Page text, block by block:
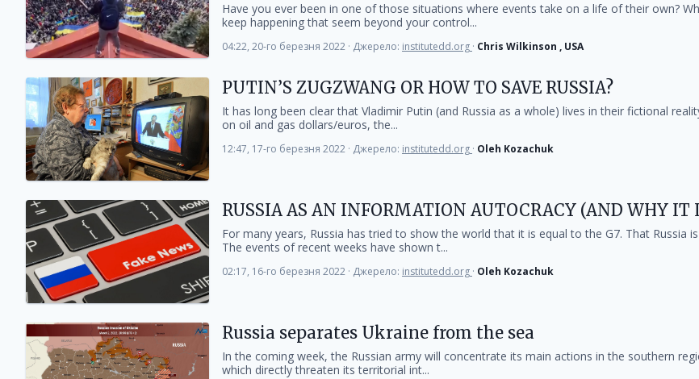
Have you ever been in one of those situations where events take on a life of their own?
keep happening that seem beyond your control...
04:22, 20-го березня 2022 · Джерело: institutedd.org · Chris Wilkinson , USA
PUTIN’S ZUGZWANG OR HOW TO SAVE RUSSIA?
It has long been clear that Vladimir Putin (and Russia as a whole) lives in their fictional
on oil and gas dollars/euros, the...
12:47, 17-го березня 2022 · Джерело: institutedd.org · Oleh Kozachuk
RUSSIA AS AN INFORMATION AUTOCRACY (AND WHY IT
For many years, Russia has tried to show the world that it is equal to the G7. That Russia
The events of recent weeks have shown t...
02:17, 16-го березня 2022 · Джерело: institutedd.org · Oleh Kozachuk
Russia separates Ukraine from the sea
In the coming week, the Russian army will concentrate its main actions in the southern
which directly threaten its territorial int...